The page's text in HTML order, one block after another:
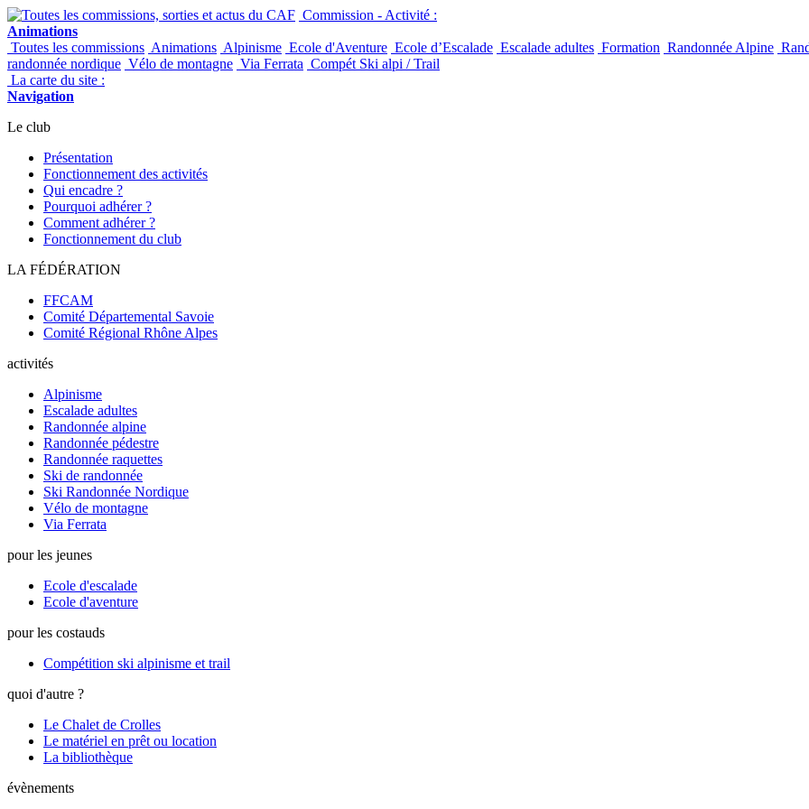
Commission - Activité :
Animations
Toutes les commissions Animations Alpinisme Ecole d'Aventure Ecole d’Escalade Escalade adultes Formation Randonnée Alpine
randonnée nordique Vélo de montagne Via Ferrata Compét Ski alpi / Trail
La carte du site :
Navigation
Le club
Présentation
Fonctionnement des activités
Qui encadre ?
Pourquoi adhérer ?
Comment adhérer ?
Fonctionnement du club
LA FÉDÉRATION
FFCAM
Comité Départemental Savoie
Comité Régional Rhône Alpes
activités
Alpinisme
Escalade adultes
Randonnée alpine
Randonnée pédestre
Randonnée raquettes
Ski de randonnée
Ski Randonnée Nordique
Vélo de montagne
Via Ferrata
pour les jeunes
Ecole d'escalade
Ecole d'aventure
pour les costauds
Compétition ski alpinisme et trail
quoi d'autre ?
Le Chalet de Crolles
Le matériel en prêt ou location
La bibliothèque
évènements